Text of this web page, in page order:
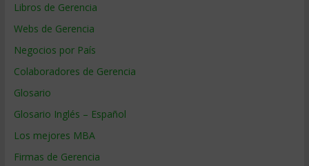
Libros de Gerencia
Webs de Gerencia
Negocios por País
Colaboradores de Gerencia
Glosario
Glosario Inglés – Español
Los mejores MBA
Firmas de Gerencia